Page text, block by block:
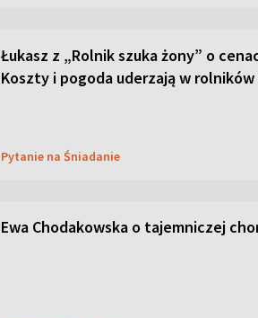
Łukasz z „Rolnik szuka żony” o
Koszty i pogoda uderzają w rolników
Pytanie na Śniadanie
Ewa Chodakowska o tajemniczej